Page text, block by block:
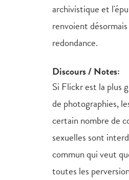
archivistique et
renvoient
redondance.
Discours / Notes:
Si Flickr est la plus
de photographies,
certain nombre de
sexuelles sont
commun qui veut
toutes les